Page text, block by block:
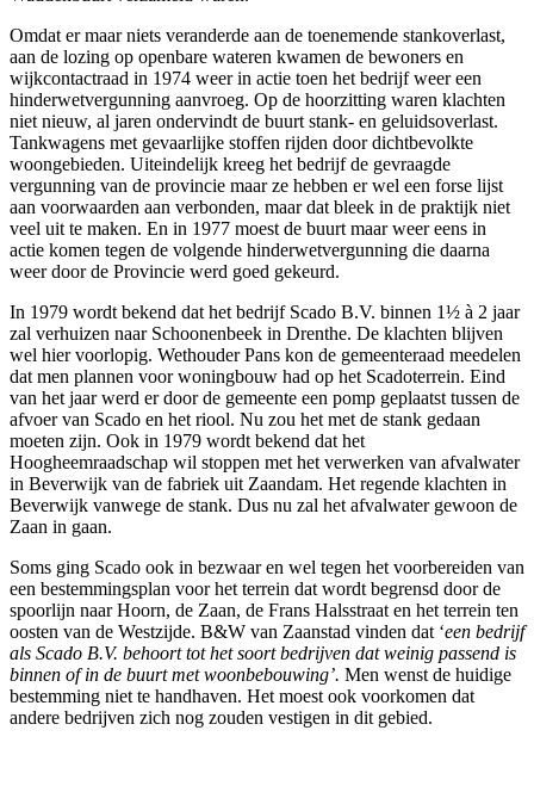
Omdat er maar niets veranderde aan de toenemende stankoverlast,
aan de lozing op openbare wateren kwamen de bewoners en
wijkcontactraad in 1974 weer in actie toen het bedrijf weer een
hinderwetvergunning aanvroeg. Op de hoorzitting waren klachten
niet nieuw, al jaren ondervindt de buurt stank- en geluidsoverlast.
Tankwagens met gevaarlijke stoffen rijden door dichtbevolkte
woongebieden. Uiteindelijk kreeg het bedrijf de gevraagde
vergunning van de provincie maar ze hebben er wel een forse lijst
aan voorwaarden aan verbonden, maar dat bleek in de praktijk niet
veel uit te maken. En in 1977 moest de buurt maar weer eens in
actie komen tegen de volgende hinderwetvergunning die daarna
weer door de Provincie werd goed gekeurd.
In 1979 wordt bekend dat het bedrijf Scado B.V. binnen 1½ à 2 jaar
zal verhuizen naar Schoonenbeek in Drenthe. De klachten blijven
wel hier voorlopig. Wethouder Pans kon de gemeenteraad meedelen
dat men plannen voor woningbouw had op het Scadoterrein. Eind
van het jaar werd er door de gemeente een pomp geplaatst tussen de
afvoer van Scado en het riool. Nu zou het met de stank gedaan
moeten zijn. Ook in 1979 wordt bekend dat het
Hoogheemraadschap wil stoppen met het verwerken van afvalwater
in Beverwijk van de fabriek uit Zaandam. Het regende klachten in
Beverwijk vanwege de stank. Dus nu zal het afvalwater gewoon de
Zaan in gaan.
Soms ging Scado ook in bezwaar en wel tegen het voorbereiden van
een bestemmingsplan voor het terrein dat wordt begrensd door de
spoorlijn naar Hoorn, de Zaan, de Frans Halsstraat en het terrein ten
oosten van de Westzijde. B&W van Zaanstad vinden dat ‘een bedrijf
als Scado B.V. behoort tot het soort bedrijven dat weinig passend is
binnen of in de buurt met woonbebouwing’. Men wenst de huidige
bestemming niet te handhaven. Het moest ook voorkomen dat
andere bedrijven zich nog zouden vestigen in dit gebied.